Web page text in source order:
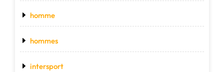
homme
hommes
intersport